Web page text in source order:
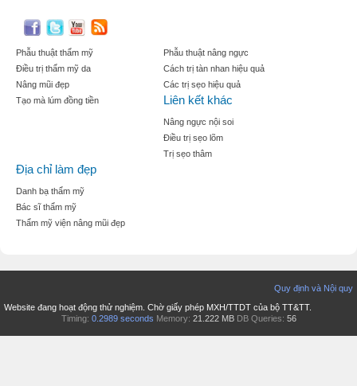
Phẫu thuật thẩm mỹ
Điều trị thẩm mỹ da
Nâng mũi đẹp
Tạo mà lúm đồng tiền
Phẫu thuật nâng ngực
Cách trị tàn nhan hiệu quả
Các trị sẹo hiệu quả
Liên kết khác
Nâng ngực nội soi
Điều trị sẹo lõm
Trị sẹo thâm
Địa chỉ làm đẹp
Danh bạ thẩm mỹ
Bác sĩ thẩm mỹ
Thẩm mỹ viện nâng mũi đẹp
Quy định và Nội quy
Website đang hoạt động thử nghiệm. Chờ giấy phép MXH/TTDT của bộ TT&TT.
Timing: 0.2989 seconds Memory: 21.222 MB DB Queries: 56